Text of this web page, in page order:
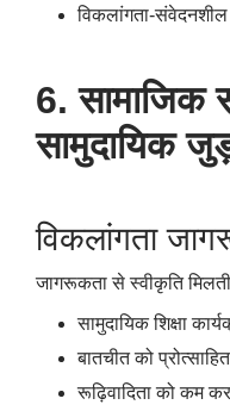
विकलांगता-
6. सामाजिक
सामुदायिक
विकलांगता
जागरूकता से स्वीकृति
सामुदायिक शिक्षा
बातचीत को
रूढ़िवादिता को कम